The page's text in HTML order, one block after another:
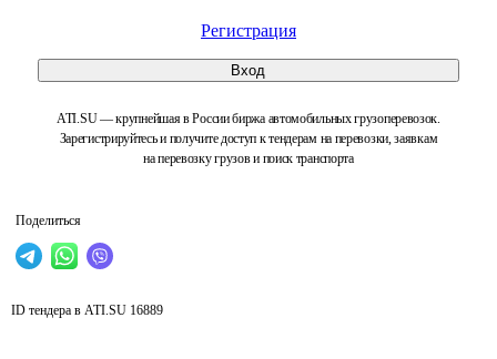
Регистрация
Вход
ATI.SU — крупнейшая в России биржа автомобильных грузоперевозок.
Зарегистрируйтесь и получите доступ к тендерам на перевозки, заявкам
на перевозку грузов и поиск транспорта
Поделиться
ID тендера в ATI.SU 16889